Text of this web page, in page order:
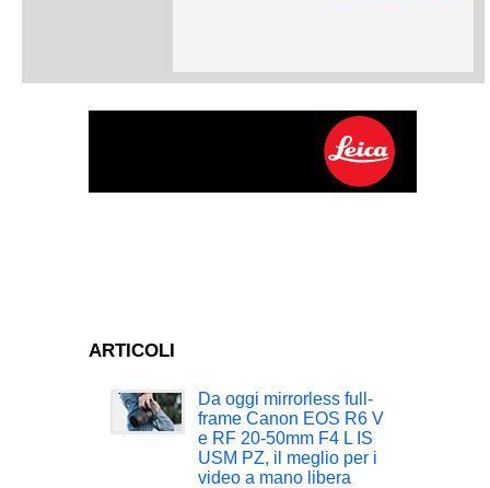
ARTICOLI
Da oggi mirrorless full-
frame Canon EOS R6 V
e RF 20-50mm F4 L IS
USM PZ, il meglio per i
video a mano libera